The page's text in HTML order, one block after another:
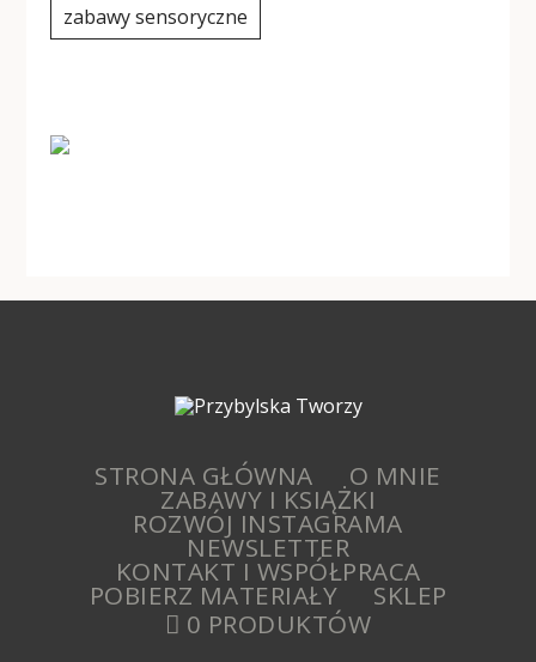
zabawy sensoryczne
STRONA GŁÓWNA O MNIE
ZABAWY I KSIĄŻKI
ROZWÓJ INSTAGRAMA
NEWSLETTER
KONTAKT I WSPÓŁPRACA
POBIERZ MATERIAŁY
SKLEP
0 PRODUKTÓW